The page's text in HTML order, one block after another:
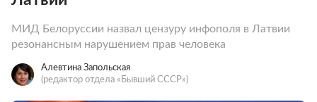
МИД Белоруссии назвал цензуру инфополя в Латвии
резонансным нарушением прав человека
Алевтина Запольская
(редактор отдела «Бывший СССР»)